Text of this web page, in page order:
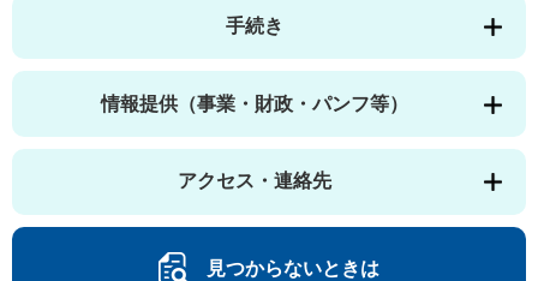
手続き
情報提供（事業・財政・パンフ等）
アクセス・連絡先
見つからないときは